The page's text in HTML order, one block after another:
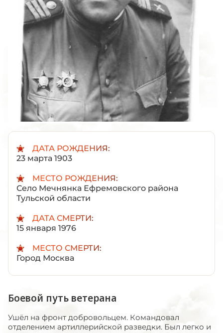
ДАТА РОЖДЕНИЯ:
23 марта 1903
МЕСТО РОЖДЕНИЯ:
Село Мечнянка Ефремовского района
Тульской области
ДАТА СМЕРТИ:
15 января 1976
МЕСТО СМЕРТИ:
Город Москва
Боевой путь ветерана
Ушёл на фронт добровольцем. Командовал
отделением артиллерийской разведки. Был легко и